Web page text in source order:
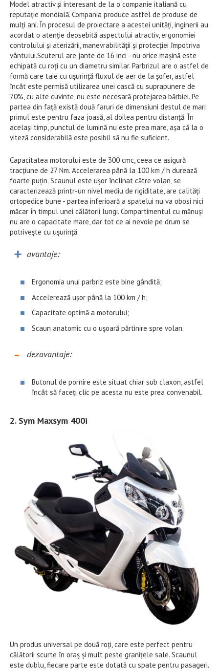
Model atractiv și interesant de la o companie italiană cu
reputație mondială. Compania produce astfel de produse de
mulți ani. În procesul de proiectare a acestei unități, inginerii au
acordat o atenție deosebită aspectului atractiv, ergonomiei
controlului și aterizării, manevrabilității și protecției împotriva
vântului.Scuterul are jante de 16 inci - nu orice mașină este
echipată cu roți cu un diametru similar. Parbrizul are o astfel de
formă care taie cu ușurință fluxul de aer de la șofer, astfel
încât este permisă utilizarea unei cască cu suprapunere de
70%, cu alte cuvinte, nu este necesară protejarea bărbiei. Pe
partea din față există două faruri de dimensiuni destul de mari:
primul este pentru faza joasă, al doilea pentru distanță. În
același timp, punctul de lumină nu este prea mare, așa că la o
viteză considerabilă este posibil să nu fie suficient.
Capacitatea motorului este de 300 cmc, ceea ce asigură
tracțiune de 27 Nm. Accelerarea până la 100 km / h durează
foarte puțin. Scaunul este ușor înclinat către volan, se
caracterizează printr-un nivel mediu de rigiditate, are calități
ortopedice bune - partea inferioară a spatelui nu va obosi nici
măcar în timpul unei călătorii lungi. Compartimentul cu mănuși
nu are o capacitate mare, dar tot ce ai nevoie pe drum se
potrivește cu ușurință.
avantaje:
Ergonomia unui parbriz este bine gândită;
Accelerează ușor până la 100 km / h;
Capacitate optimă a motorului;
Scaun anatomic cu o ușoară părtinire spre volan.
dezavantaje:
Butonul de pornire este situat chiar sub claxon, astfel
încât să faceți clic pe acesta nu este prea convenabil.
2. Sym Maxsym 400i
Un produs universal pe două roți, care este perfect pentru
călătorii scurte în oraș și mult peste granițele sale. Scaunul
este dublu, fiecare parte este dotată cu spate pentru pasageri.